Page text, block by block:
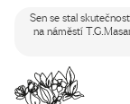
Sen se stal
na náměstí